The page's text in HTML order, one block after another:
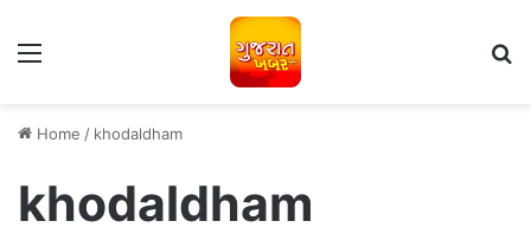
Home / khodaldham
khodaldham